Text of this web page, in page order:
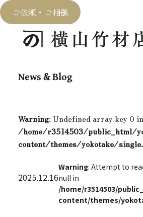
ご依頼・ご相談
News & Blog
Warning: Undefined array key 0 in
/home/r3514503/public_html/
content/themes/yokotake/
2025.12.16
Warning: Attempt to
null in
/home/r3514503/
content/themes/